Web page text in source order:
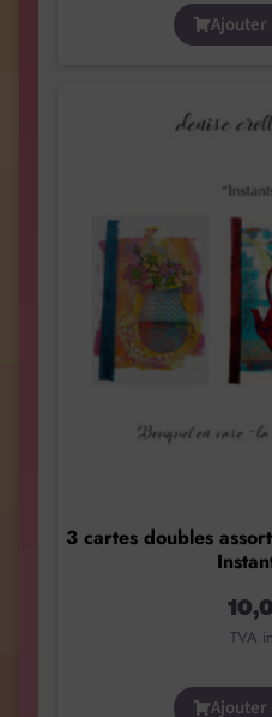
Ajouter
3 cartes doubles
TVA
Ajouter